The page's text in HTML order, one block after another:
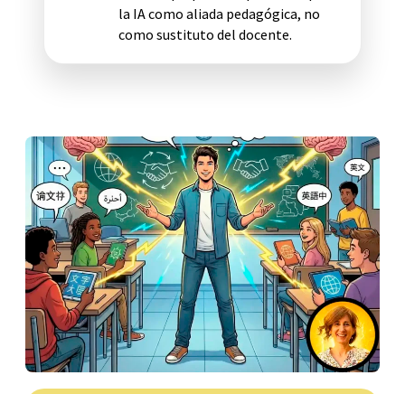
la IA como aliada pedagógica, no
como sustituto del docente.